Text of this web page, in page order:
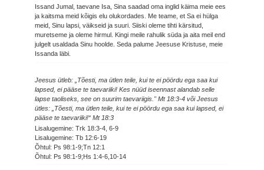
Issand Jumal, taevane Isa, Sina saadad oma inglid käima meie ees
ja kaitsma meid kõigis elu olukordades. Me teame, et Sa ei hülga
meid, Sinu lapsi, väikseid ja suuri. Siiski oleme tihti kärsitud,
muretseme ja oleme hirmul. Kingi meile rahulik süda ja aita meil end
julgelt usaldada Sinu hoolde. Seda palume Jeesuse Kristuse, meie
Issanda läbi.
Jeesus ütleb: „Tõesti, ma ütlen teile, kui te ei pöördu ega saa kui
lapsed, ei pääse te taevariiki! Kes nüüd iseennast alandab selle
lapse taoliseks, see on suurim taevariigis." Mt 18:3-4 või Jeesus
ütles: „Tõesti, ma ütlen teile, kui te ei pöördu ega saa kui lapsed, ei
pääse te taevariiki!“ Mt 18:3
Lisalugemine: Trk 18:3-4, 6-9
Lisalugemine: Tb 12:6-19
Õhtul: Ps 98:1-9;Tn 12:1
Õhtul: Ps 98:1-9;Hs 1:4-6,10-14